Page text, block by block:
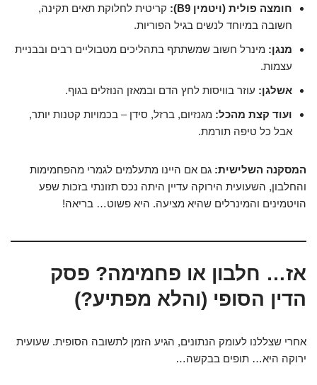
חומצה פולית (ויטמין B9):
קריטית לחלוקת תאים תקינה,
חשובה במיוחד לנשים בגיל הפוריות.
מנגן: מינרל חשוב שמשתתף בתהליכים מטבוליים רבים ובבניית
עצמות.
אשלגן: עוזר בוויסות לחץ הדם ובמאזן הנוזלים בגוף.
ועוד קצת מהכל: מגנזיום, ברזל, סידן – בכמויות קטנות יותר,
אבל כל טיפה תורמת.
המסקנה השלישית: גם אם היינו מתעלמים לגמרי מהפחמימות
והחלבון, השעועית הירוקה עדיין היתה נכס תזונתי בזכות שפע
הויטמינים והמינרלים שהיא מציעה. היא פשוט… בריאה!
אז… חלבון או פחמימה? פסק
הדין הסופי (והלא מפתיע?)
אחרי שצללנו לעומק הנתונים, הגיע הזמן לתשובה הסופית. שעועית
ירוקה היא… תופים בבקשה…